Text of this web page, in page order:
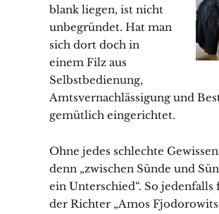
blank liegen, ist nicht
unbegründet. Hat man
sich dort doch in
einem Filz aus
Selbstbedienung,
Amtsvernachlässigung und
gemütlich eingerichtet.
Ohne jedes schlechte
denn „zwischen Sünde und
ein Unterschied“. So
der Richter „Amos